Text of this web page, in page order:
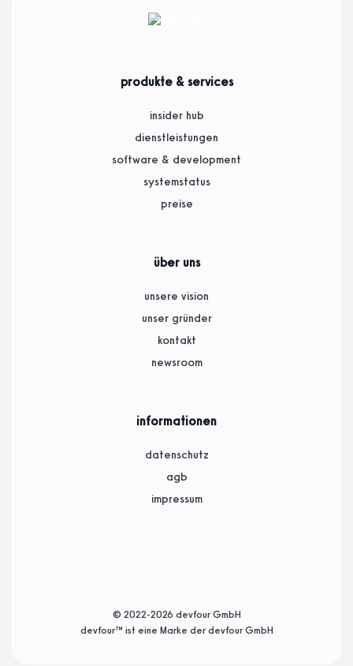
produkte & services
insider hub
dienstleistungen
software & development
systemstatus
preise
über uns
unsere vision
unser gründer
kontakt
newsroom
informationen
datenschutz
agb
impressum
© 2022-2026 devfour GmbH
devfour™ ist eine Marke der devfour GmbH